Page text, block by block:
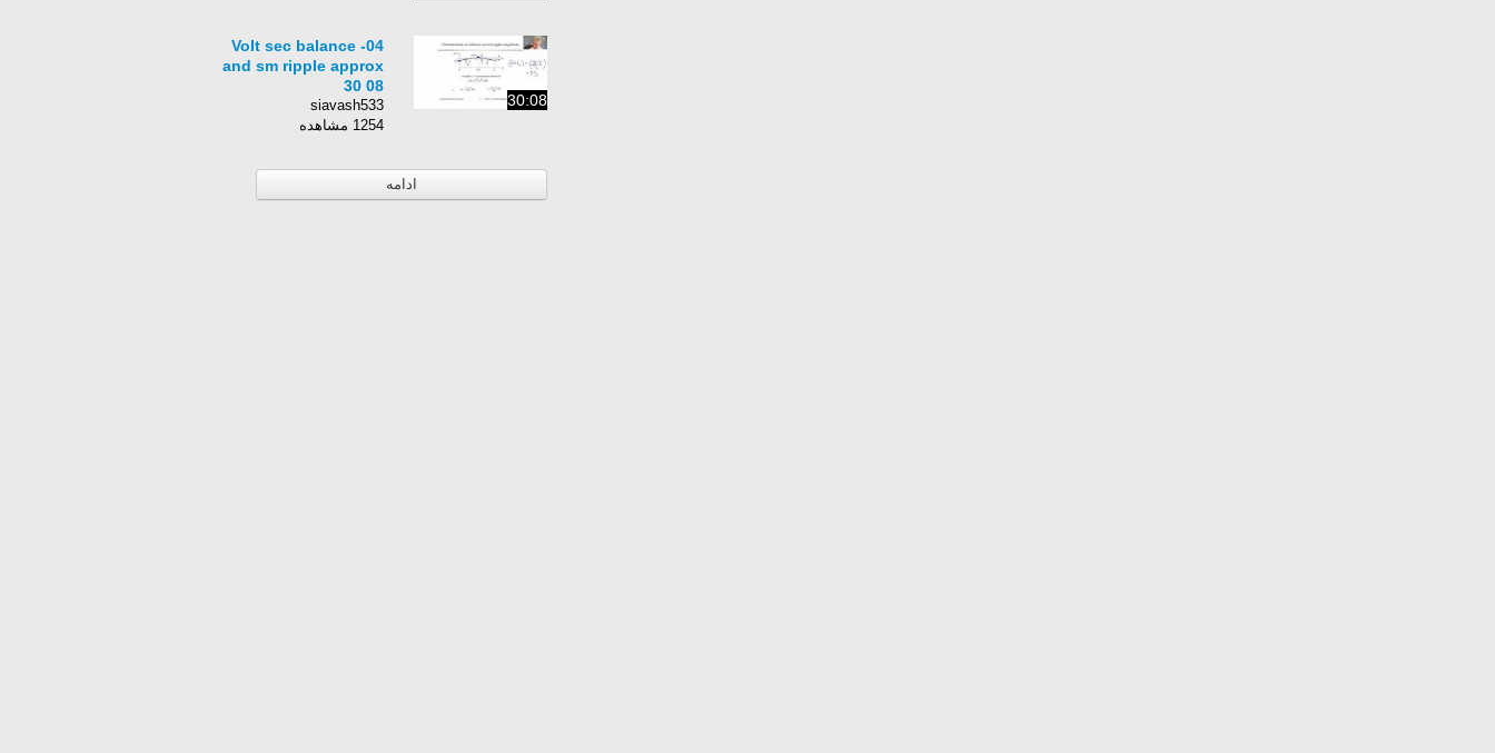
30:08
04- Volt sec balance
and sm ripple approx
30 08
siavash533
1254 مشاهده
ادامه